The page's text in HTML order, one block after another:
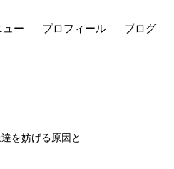
ュー プロフィール ブログ
を妨げる原因と